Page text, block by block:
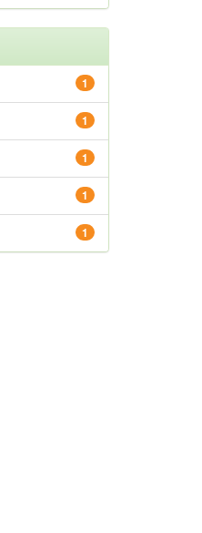
1
1
1
1
1